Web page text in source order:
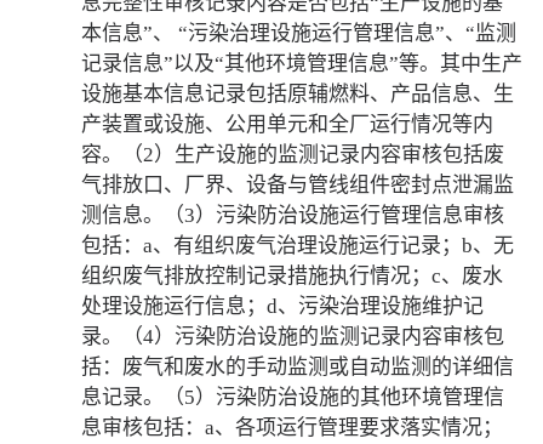
本信息”、 “污染治理设施运行管理信息”、“监测
记录信息”以及“其他环境管理信息”等。其中生产
设施基本信息记录包括原辅燃料、产品信息、生
产装置或设施、公用单元和全厂运行情况等内
容。（2）生产设施的监测记录内容审核包括废
气排放口、厂界、设备与管线组件密封点泄漏监
测信息。（3）污染防治设施运行管理信息审核
包括：a、有组织废气治理设施运行记录；b、无
组织废气排放控制记录措施执行情况；c、废水
处理设施运行信息；d、污染治理设施维护记
录。（4）污染防治设施的监测记录内容审核包
括：废气和废水的手动监测或自动监测的详细信
息记录。（5）污染防治设施的其他环境管理信
息审核包括：a、各项运行管理要求落实情况；